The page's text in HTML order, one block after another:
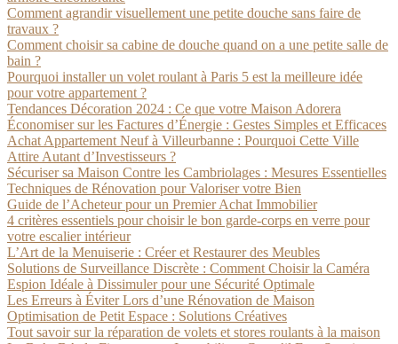
Comment agrandir visuellement une petite douche sans faire de
travaux ?
Comment choisir sa cabine de douche quand on a une petite salle de
bain ?
Pourquoi installer un volet roulant à Paris 5 est la meilleure idée
pour votre appartement ?
Tendances Décoration 2024 : Ce que votre Maison Adorera
Économiser sur les Factures d’Énergie : Gestes Simples et Efficaces
Achat Appartement Neuf à Villeurbanne : Pourquoi Cette Ville
Attire Autant d’Investisseurs ?
Sécuriser sa Maison Contre les Cambriolages : Mesures Essentielles
Techniques de Rénovation pour Valoriser votre Bien
Guide de l’Acheteur pour un Premier Achat Immobilier
4 critères essentiels pour choisir le bon garde-corps en verre pour
votre escalier intérieur
L’Art de la Menuiserie : Créer et Restaurer des Meubles
Solutions de Surveillance Discrète : Comment Choisir la Caméra
Espion Idéale à Dissimuler pour une Sécurité Optimale
Les Erreurs à Éviter Lors d’une Rénovation de Maison
Optimisation de Petit Espace : Solutions Créatives
Tout savoir sur la réparation de volets et stores roulants à la maison